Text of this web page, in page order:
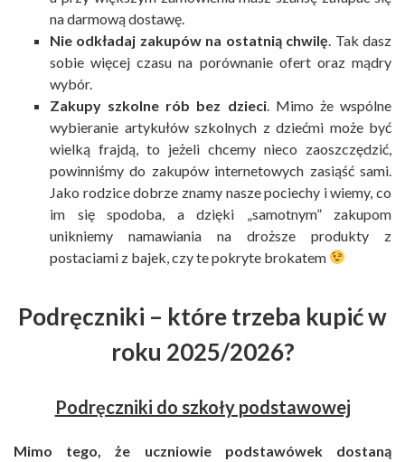
na darmową dostawę.
Nie odkładaj zakupów na ostatnią chwilę. Tak dasz
sobie więcej czasu na porównanie ofert oraz mądry
wybór.
Zakupy szkolne rób bez dzieci. Mimo że wspólne
wybieranie artykułów szkolnych z dziećmi może być
wielką frajdą, to jeżeli chcemy nieco zaoszczędzić,
powinniśmy do zakupów internetowych zasiąść sami.
Jako rodzice dobrze znamy nasze pociechy i wiemy, co
im się spodoba, a dzięki „samotnym” zakupom
unikniemy namawiania na droższe produkty z
postaciami z bajek, czy te pokryte brokatem
Podręczniki – które trzeba kupić w
roku 2025/2026?
Podręczniki do szkoły podstawowej
Mimo tego, że uczniowie podstawówek dostaną